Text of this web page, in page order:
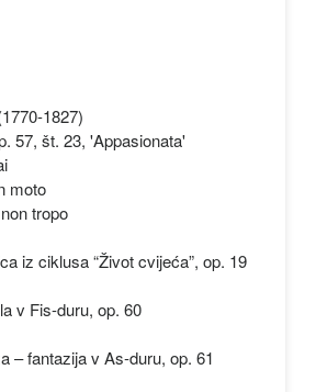
1827)
57, št. 23, 'Appasionata'
tropo
iz ciklusa “Život cvijeća”, op. 19
v Fis-duru, op. 60
– fantazija v As-duru, op. 61